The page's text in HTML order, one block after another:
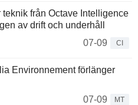
från Octave Intelligence
av drift och underhåll
07-09
CI
Environnement förlänger
07-09
MT